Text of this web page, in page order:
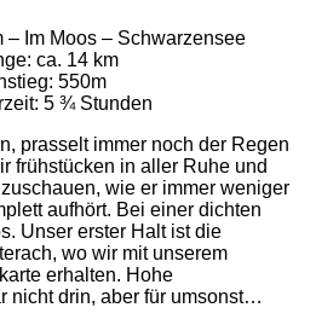
– Im Moos – Schwarzensee
ca. 14 km
550m
5 ¾ Stunden
prasselt immer noch der Regen
frühstücken in aller Ruhe und
wie er immer weniger
aufhört. Bei einer dichten
Unser erster Halt ist die
wo wir mit unserem
erhalten. Hohe
nicht drin, aber für umsonst…